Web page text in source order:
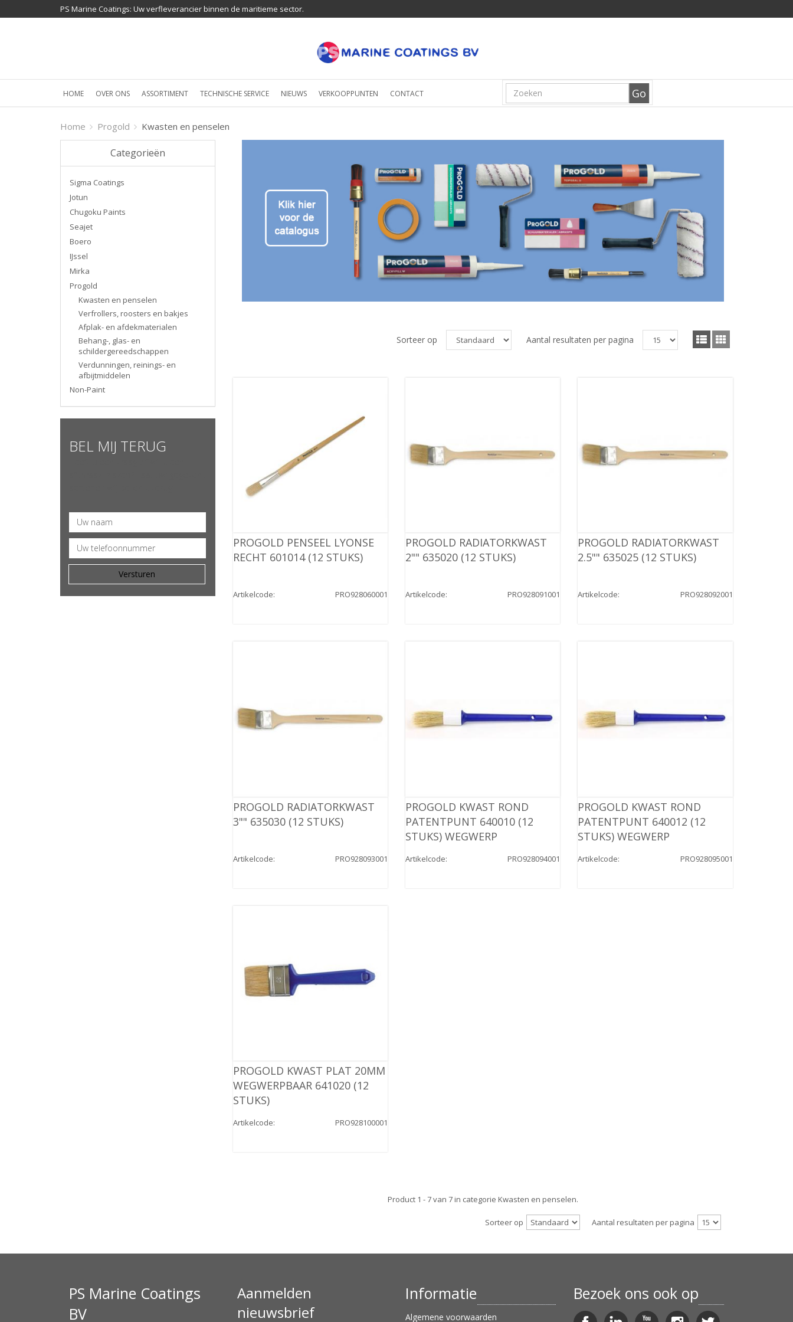
PS Marine Coatings: Uw verfleverancier binnen de maritieme sector.
HOME OVER ONS ASSORTIMENT TECHNISCHE SERVICE NIEUWS VERKOOPPUNTEN CONTACT
Home Progold Kwasten en penselen
Categorieën
Sigma Coatings
Jotun
Chugoku Paints
Seajet
Boero
IJssel
Mirka
Progold
Kwasten en penselen
Verfrollers, roosters en bakjes
Afplak- en afdekmaterialen
Behang-, glas- en
schildergereedschappen
Verdunningen, reinings- en
afbijtmiddelen
Non-Paint
BEL MIJ TERUG
Aantal resultaten per pagina
Sorteer op
PROGOLD PENSEEL LYONSE
RECHT 601014 (12 STUKS)
Artikelcode: PRO928060001
PROGOLD RADIATORKWAST
2"" 635020 (12 STUKS)
Artikelcode: PRO928091001
PROGOLD RADIATORKWAST
2.5"" 635025 (12 STUKS)
Artikelcode: PRO928092001
PROGOLD RADIATORKWAST
3"" 635030 (12 STUKS)
Artikelcode: PRO928093001
PROGOLD KWAST ROND
PATENTPUNT 640010 (12
STUKS) WEGWERP
Artikelcode: PRO928094001
PROGOLD KWAST ROND
PATENTPUNT 640012 (12
STUKS) WEGWERP
Artikelcode: PRO928095001
PROGOLD KWAST PLAT 20MM
WEGWERPBAAR 641020 (12
STUKS)
Artikelcode: PRO928100001
Product 1 - 7 van 7 in categorie Kwasten en penselen.
Aantal resultaten per pagina
Sorteer op
PS Marine Coatings
BV
Aanmelden
nieuwsbrief
Informatie
Algemene voorwaarden
Bezoek ons ook op